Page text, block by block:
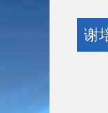
谢